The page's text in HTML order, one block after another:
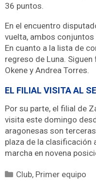
36 puntos.
En el encuentro
vuelta, ambos
En cuanto a la lista de
regreso de Luna.
Okene y Andrea Torres.
EL FILIAL VISITA AL
Por su parte, el filial de
visita este domingo
aragonesas son
plaza de la clasificación
marcha en novena
Club, Primer equipo